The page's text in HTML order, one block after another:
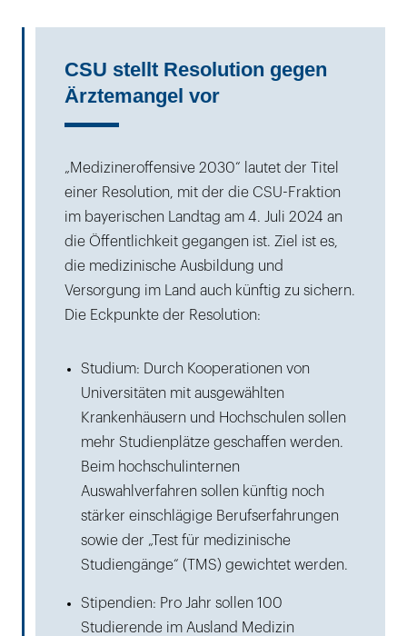
CSU stellt Resolution gegen
Ärztemangel vor
„Medizineroffensive 2030“ lautet der Titel
einer Resolution, mit der die CSU-Fraktion
im bayerischen Landtag am 4. Juli 2024 an
die Öffentlichkeit gegangen ist. Ziel ist es,
die medizinische Ausbildung und
Versorgung im Land auch künftig zu sichern.
Die Eckpunkte der Resolution:
Studium: Durch Kooperationen von
Universitäten mit ausgewählten
Krankenhäusern und Hochschulen sollen
mehr Studienplätze geschaffen werden.
Beim hochschulinternen
Auswahlverfahren sollen künftig noch
stärker einschlägige Berufserfahrungen
sowie der „Test für medizinische
Studiengänge“ (TMS) gewichtet werden.
Stipendien: Pro Jahr sollen 100
Studierende im Ausland Medizin